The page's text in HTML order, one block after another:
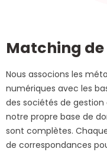
Matching
Nous associons les
numériques avec les
des sociétés de
notre propre base de
sont complètes.
de correspondances